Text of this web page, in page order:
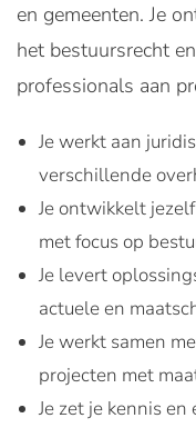
en gemeenten. Je
het bestuursrecht
professionals aan
Je werkt aan
verschillende
Je ontwikkelt
met focus op
Je levert
actuele en
Je werkt samen
projecten met
Je zet je kennis